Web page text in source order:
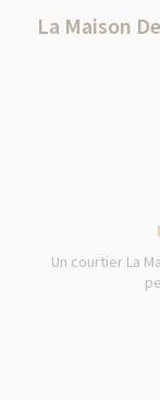
La Maison
Un courtier La